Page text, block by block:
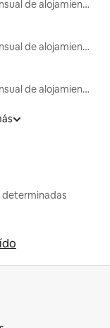
Renta mensual de alojamientos
Renta mensual de alojamientos
Renta mensual de alojamientos
determinadas